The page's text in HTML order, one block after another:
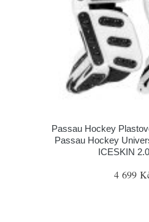
Passau Hockey
Passau Hockey
ICESKIN
4 699